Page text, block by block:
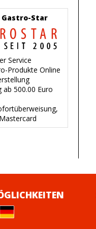
Star
Service
Produkte Online
ab 500.00 Euro